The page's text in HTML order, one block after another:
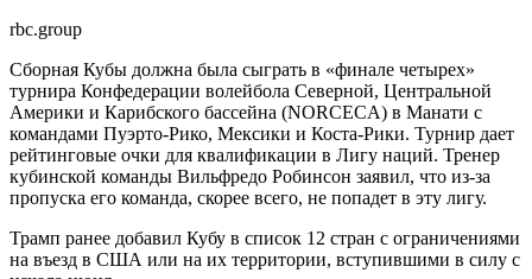
rbc.group
Сборная Кубы должна была сыграть в «финале четырех»
турнира Конфедерации волейбола Северной, Центральной
Америки и Карибского бассейна (NORCECA) в Манати с
командами Пуэрто-Рико, Мексики и Коста-Рики. Турнир дает
рейтинговые очки для квалификации в Лигу наций. Тренер
кубинской команды Вильфредо Робинсон заявил, что из-за
пропуска его команда, скорее всего, не попадет в эту лигу.
Трамп ранее добавил Кубу в список 12 стран с ограничениями
на въезд в США или на их территории, вступившими в силу с